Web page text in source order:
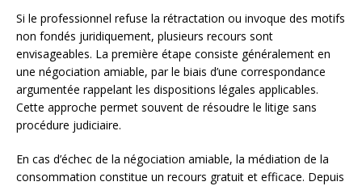
Si le professionnel refuse la rétractation ou invoque des motifs
non fondés juridiquement, plusieurs recours sont
envisageables. La première étape consiste généralement en
une négociation amiable, par le biais d’une correspondance
argumentée rappelant les dispositions légales applicables.
Cette approche permet souvent de résoudre le litige sans
procédure judiciaire.
En cas d’échec de la négociation amiable, la médiation de la
consommation constitue un recours gratuit et efficace. Depuis